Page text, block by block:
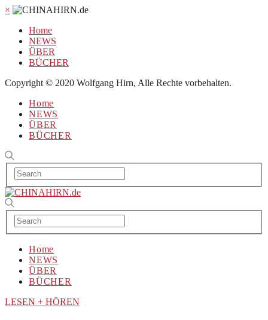
×
Home
NEWS
ÜBER
BÜCHER
Copyright © 2020 Wolfgang Hirn, Alle Rechte vorbehalten.
Home
NEWS
ÜBER
BÜCHER
Home
NEWS
ÜBER
BÜCHER
LESEN + HÖREN